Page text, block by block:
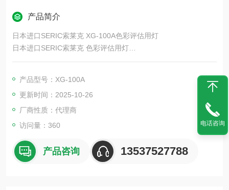
产品简介
日本进口SERIC索莱克 XG-100A色彩评估用灯
日本进口SERIC索莱克 色彩评估用灯
产品型号：XG-100A
更新时间：2025-10-26
厂商性质：代理商
访问量：360
产品咨询 13537527788
电话咨询